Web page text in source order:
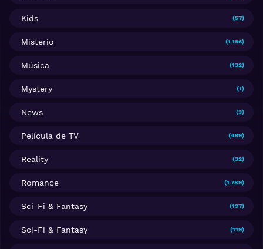
Kids (57)
Misterio (1.196)
Música (132)
Mystery (1)
News (3)
Película de TV (499)
Reality (32)
Romance (1.789)
Sci-Fi & Fantasy (197)
Sci-Fi & Fantasy (119)